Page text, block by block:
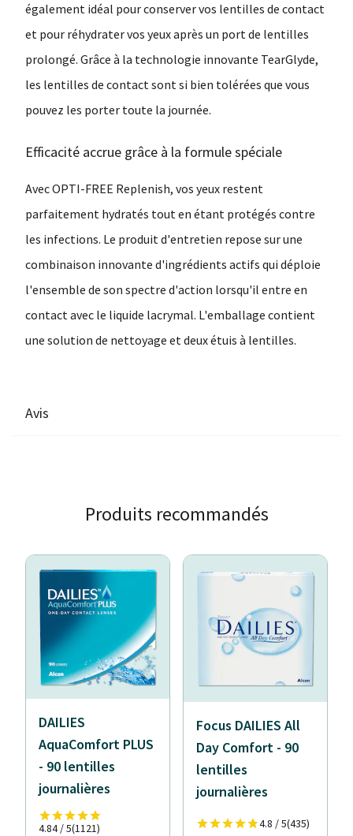
également idéal pour conserver vos lentilles de contact
et pour réhydrater vos yeux après un port de lentilles
prolongé. Grâce à la technologie innovante TearGlyde,
les lentilles de contact sont si bien tolérées que vous
pouvez les porter toute la journée.
Efficacité accrue grâce à la formule spéciale
Avec OPTI-FREE Replenish, vos yeux restent
parfaitement hydratés tout en étant protégés contre
les infections. Le produit d'entretien repose sur une
combinaison innovante d'ingrédients actifs qui déploie
l'ensemble de son spectre d'action lorsqu'il entre en
contact avec le liquide lacrymal. L'emballage contient
une solution de nettoyage et deux étuis à lentilles.
Avis
Produits recommandés
DAILIES
AquaComfort PLUS
- 90 lentilles
journalières
4.84 / 5(1121)
Focus DAILIES All
Day Comfort - 90
lentilles
journalières
4.8 / 5(435)